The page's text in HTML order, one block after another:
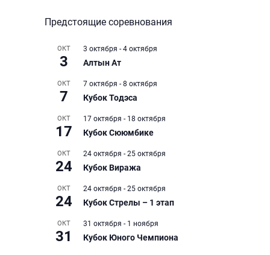
Предстоящие соревнования
ОКТ
3
3 октября - 4 октября
Алтын Ат
ОКТ
7
7 октября - 8 октября
Кубок Тодэса
ОКТ
17
17 октября - 18 октября
Кубок Сююмбике
ОКТ
24
24 октября - 25 октября
Кубок Виража
ОКТ
24
24 октября - 25 октября
Кубок Стрелы – 1 этап
ОКТ
31
31 октября - 1 ноября
Кубок Юного Чемпиона